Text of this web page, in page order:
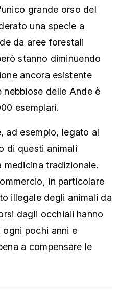
grande orso del
una specie a
da aree forestali
stanno diminuendo
ancora esistente
nebbiose delle Ande è
esemplari.
ad esempio, legato al
di questi animali
tradizionale.
in particolare
illegale degli animali da
dagli occhiali hanno
pochi anni e
a compensare le